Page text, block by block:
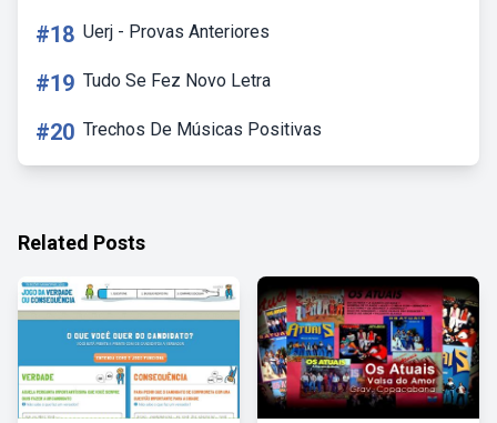
#18 Uerj - Provas Anteriores
#19 Tudo Se Fez Novo Letra
#20 Trechos De Músicas Positivas
Related Posts